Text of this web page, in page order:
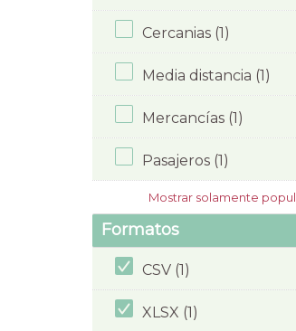
Cercanias (1)
Media distancia (1)
Mercancías (1)
Pasajeros (1)
Mostrar solamente
Formatos
CSV (1)
XLSX (1)